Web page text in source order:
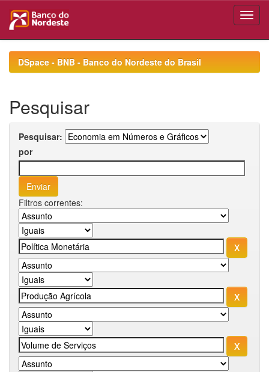
navigationDSpace - BNB - Banco do Nordeste do Brasil
Pesquisar
Pesquisar:
por
Filtros correntes: